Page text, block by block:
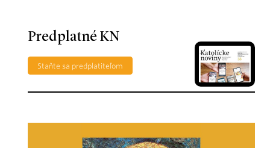
Predplatné KN
Staňte sa predplatiteľom